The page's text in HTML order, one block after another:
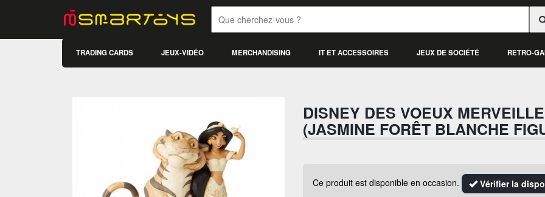
TRADING CARDS JEUX-VIDÉO MERCHANDISING IT ET ACCESSOIRES JEUX DE SOCIÉTÉ RETRO-
DISNEY DES VOEUX
(JASMINE FORÊT BLANCHE
Ce produit est disponible en occasion. Vérifier la